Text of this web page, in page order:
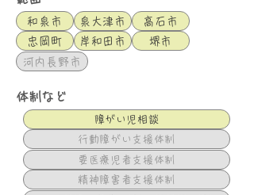
和泉市 泉大津市
高石市
忠岡町
岸和田市
堺市
河内長野市
体制など
障がい児相談
行動障がい支援体制
要医療児者支援体制
精神障害者支援体制